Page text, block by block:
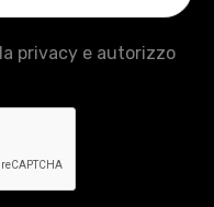
privacy e autorizzo